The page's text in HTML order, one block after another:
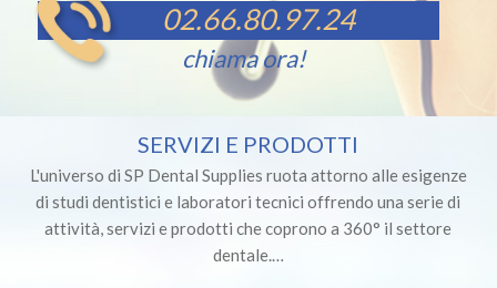
02.66.80.97.24
chiama ora!
SERVIZI E PRODOTTI
L'universo di SP Dental Supplies ruota attorno alle esigenze
di studi dentistici e laboratori tecnici offrendo una serie di
attività, servizi e prodotti che coprono a 360° il settore
dentale.…